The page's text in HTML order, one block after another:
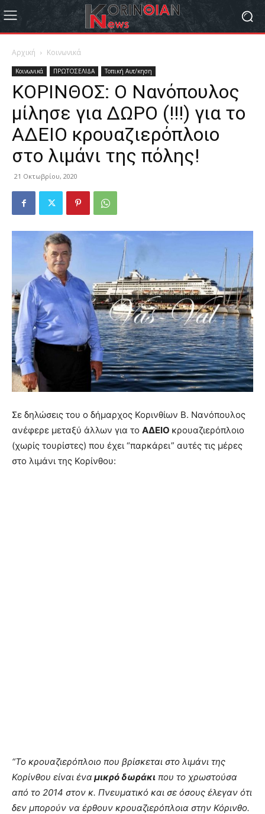
Αρχική Κοινωνικά
Κοινωνικά ΠΡΩΤΟΣΕΛΙΔΑ Τοπική Αυτ/κηση
ΚΟΡΙΝΘΟΣ: Ο Νανόπουλος
μίλησε για ΔΩΡΟ (!!!) για το
ΑΔΕΙΟ κρουαζιερόπλοιο
στο λιμάνι της πόλης!
21 Οκτωβρίου, 2020
Σε δηλώσεις του ο δήμαρχος Κορινθίων Β. Νανόπουλος
ανέφερε μεταξύ άλλων για το ΑΔΕΙΟ κρουαζιερόπλοιο
(χωρίς τουρίστες) που έχει “παρκάρει” αυτές τις μέρες
στο λιμάνι της Κορίνθου:
“Το κρουαζιερόπλοιο που βρίσκεται στο λιμάνι της
Κορίνθου είναι έναμικρό δωράκι που το χρωστούσα
από το 2014 στον κ. Πνευματικό και σε όσους έλεγαν ότι
δεν μπορούν να έρθουν κρουαζιερόπλοια στην Κόρινθο.